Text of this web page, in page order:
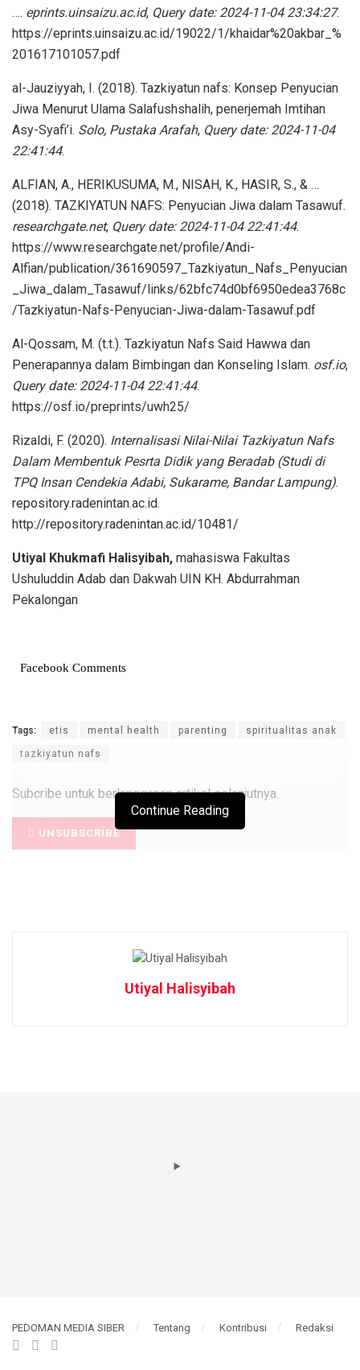
…. eprints.uinsaizu.ac.id, Query date: 2024-11-04 23:34:27.
https://eprints.uinsaizu.ac.id/19022/1/khaidar%20akbar_%
201617101057.pdf
al-Jauziyyah, I. (2018). Tazkiyatun nafs: Konsep Penyucian
Jiwa Menurut Ulama Salafushshalih, penerjemah Imtihan
Asy-Syafi’i. Solo, Pustaka Arafah, Query date: 2024-11-04
22:41:44.
ALFIAN, A., HERIKUSUMA, M., NISAH, K., HASIR, S., & …
(2018). TAZKIYATUN NAFS: Penyucian Jiwa dalam Tasawuf.
researchgate.net, Query date: 2024-11-04 22:41:44.
https://www.researchgate.net/profile/Andi-
Alfian/publication/361690597_Tazkiyatun_Nafs_Penyucian
_Jiwa_dalam_Tasawuf/links/62bfc74d0bf6950edea3768c
/Tazkiyatun-Nafs-Penyucian-Jiwa-dalam-Tasawuf.pdf
Al-Qossam, M. (t.t.). Tazkiyatun Nafs Said Hawwa dan
Penerapannya dalam Bimbingan dan Konseling Islam. osf.io,
Query date: 2024-11-04 22:41:44.
https://osf.io/preprints/uwh25/
Rizaldi, F. (2020). Internalisasi Nilai-Nilai Tazkiyatun Nafs
Dalam Membentuk Pesrta Didik yang Beradab (Studi di
TPQ Insan Cendekia Adabi, Sukarame, Bandar Lampung).
repository.radenintan.ac.id.
http://repository.radenintan.ac.id/10481/
Utiyal Khukmafi Halisyibah, mahasiswa Fakultas
Ushuluddin Adab dan Dakwah UIN KH. Abdurrahman
Pekalongan
Facebook Comments
Continue Reading
Tags: etis mental health parenting spiritualitas anak
tazkiyatun nafs
Subcribe untuk berlangganan artikel selanjutnya.
UNSUBSCRIBE
Utiyal Halisyibah
PEDOMAN MEDIA SIBER Tentang Kontribusi Redaksi